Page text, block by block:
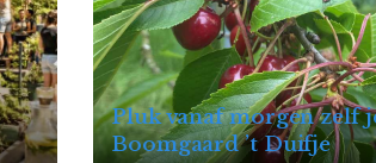
Pluk vanaf morgen zelf
Boomgaard ’t Duifje